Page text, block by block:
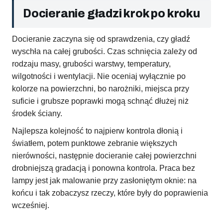
Docieranie gładzi krok po kroku
Docieranie zaczyna się od sprawdzenia, czy gładź
wyschła na całej grubości. Czas schnięcia zależy od
rodzaju masy, grubości warstwy, temperatury,
wilgotności i wentylacji. Nie oceniaj wyłącznie po
kolorze na powierzchni, bo narożniki, miejsca przy
suficie i grubsze poprawki mogą schnąć dłużej niż
środek ściany.
Najlepsza kolejność to najpierw kontrola dłonią i
światłem, potem punktowe zebranie większych
nierówności, następnie docieranie całej powierzchni
drobniejszą gradacją i ponowna kontrola. Praca bez
lampy jest jak malowanie przy zasłoniętym oknie: na
końcu i tak zobaczysz rzeczy, które były do poprawienia
wcześniej.